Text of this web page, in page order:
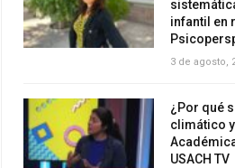
infantil en
3 de agosto,
¿Por qué
climático
USACH TV